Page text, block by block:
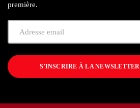
première.
S'INSCRIRE À LA NEWSLETTER